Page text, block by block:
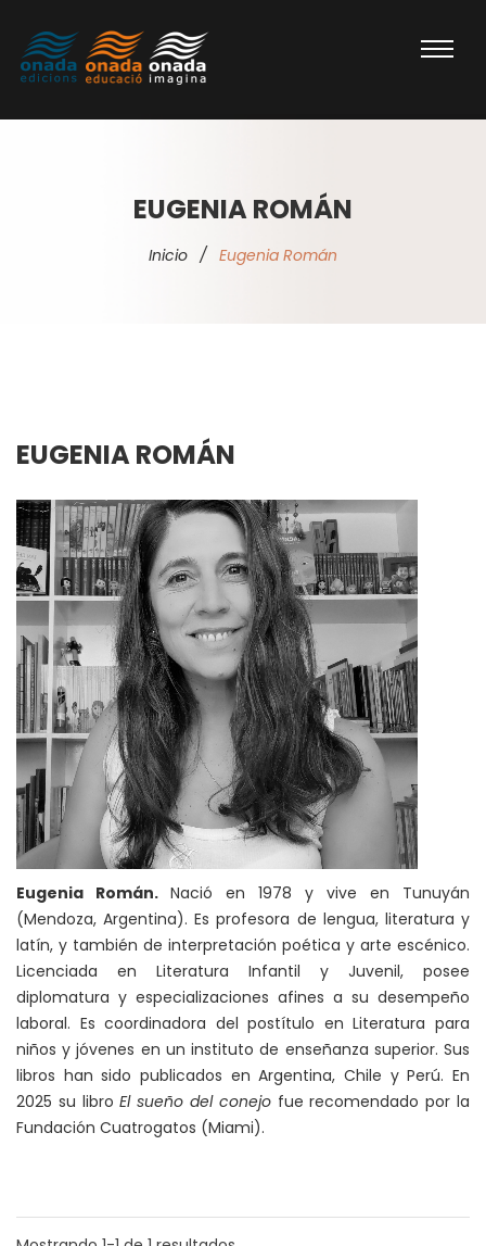
EUGENIA ROMÁN
Inicio / Eugenia Román
EUGENIA ROMÁN
Eugenia Román. Nació en 1978 y vive en Tunuyán
(Mendoza, Argentina). Es profesora de lengua, literatura y
latín, y también de interpretación poética y arte escénico.
Licenciada en Literatura Infantil y Juvenil, posee
diplomatura y especializaciones afines a su desempeño
laboral. Es coordinadora del postítulo en Literatura para
niños y jóvenes en un instituto de enseñanza superior. Sus
libros han sido publicados en Argentina, Chile y Perú. En
2025 su libroEl sueño del conejofue recomendado por la
Fundación Cuatrogatos (Miami).